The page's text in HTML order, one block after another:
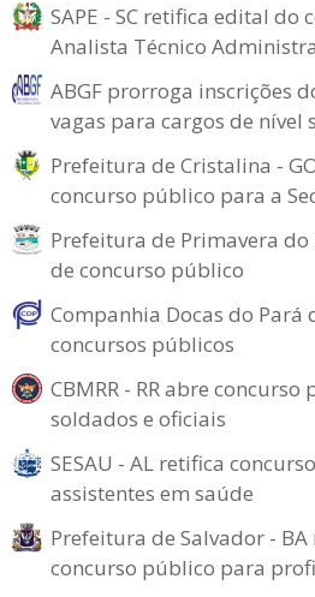
SAPE - SC retifica edital
Analista Técnico
ABGF prorroga inscrições
vagas para cargos de nível
Prefeitura de Cristalina -
concurso público para a
Prefeitura de Primavera
de concurso público
Companhia Docas do Pará
concursos públicos
CBMRR - RR abre
soldados e oficiais
SESAU - AL retifica
assistentes em saúde
Prefeitura de Salvador -
concurso público para